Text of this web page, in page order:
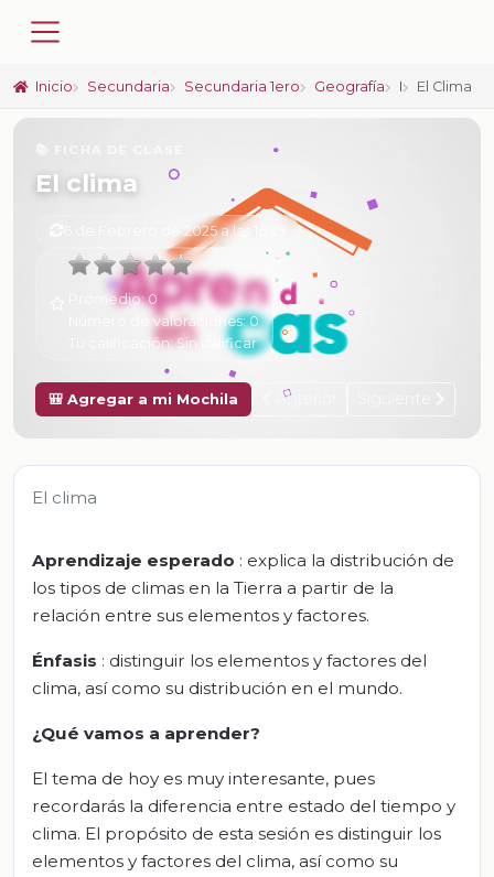
Inicio Secundaria Secundaria 1ero Geografía I El Clima
El clima
6 de Febrero de 2025 a las 16:35
Promedio:0
Número de valoraciones:0
Tu calificación:Sin calificar
🎒 Agregar a mi Mochila Anterior
El clima
Aprendizaje esperado : explica la distribución de
los tipos de climas en la Tierra a partir de la
relación entre sus elementos y factores.
Énfasis : distinguir los elementos y factores del
clima, así como su distribución en el mundo.
¿Qué vamos a aprender?
El tema de hoy es muy interesante, pues
recordarás la diferencia entre estado del tiempo y
clima. El propósito de esta sesión es distinguir los
elementos y factores del clima, así como su